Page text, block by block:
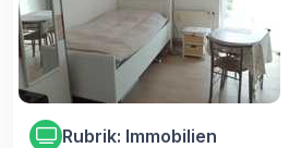
Rubrik: Immobilien